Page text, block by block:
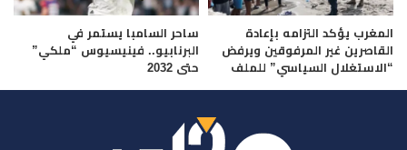
المغرب يؤكد التزامه بإعادة
القاصرين غير المرفوقين ويرفض
“الاستغلال السياسي” للملف
ساحر السامبا يستمر في
البرنابيو.. فينيسيوس “ملكي”
حتى 2032